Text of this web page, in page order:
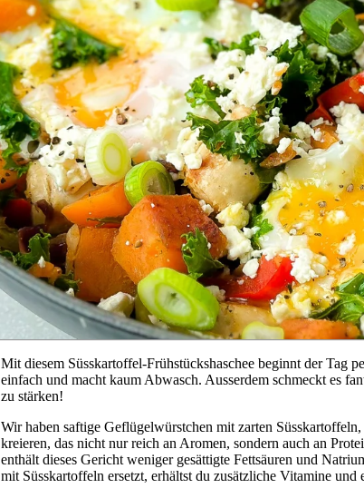
Mit diesem Süsskartoffel-Frühstückshaschee beginnt der Tag
einfach und macht kaum Abwasch. Ausserdem schmeckt es
zu stärken!
Wir haben saftige Geflügelwürstchen mit zarten
kreieren, das nicht nur reich an Aromen, sondern auch an
enthält dieses Gericht weniger gesättigte Fettsäuren und
mit Süsskartoffeln ersetzt, erhältst du zusätzliche Vitamine